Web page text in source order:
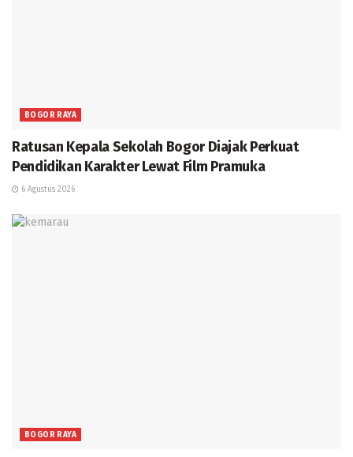
BOGOR RAYA
Ratusan Kepala Sekolah Bogor Diajak Perkuat
Pendidikan Karakter Lewat Film Pramuka
6 Agustus 2026
BOGOR RAYA